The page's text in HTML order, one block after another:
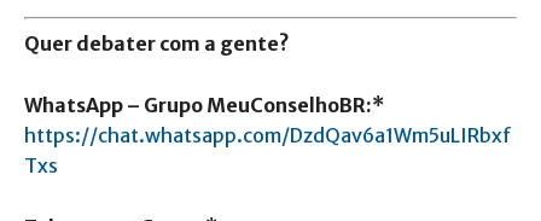
Quer debater com a gente?
WhatsApp – Grupo MeuConselhoBR:*
https://chat.whatsapp.com/DzdQav6a1Wm5uLIRbxf
Txs